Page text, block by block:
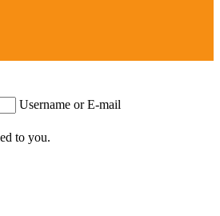
Username or E-mail
to you.